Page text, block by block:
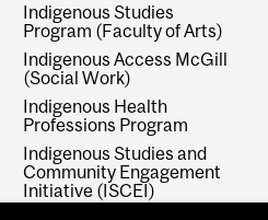
Indigenous Studies
Program (Faculty of Arts)
Indigenous Access McGill
(Social Work)
Indigenous Health
Professions Program
Indigenous Studies and
Community Engagement
Initiative (ISCEI)